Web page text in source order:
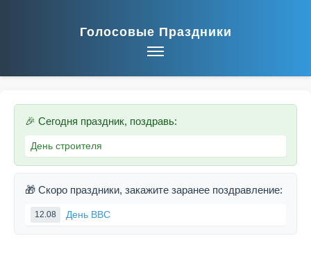
Голосовые Праздники
🎉 Сегодня праздник, поздравь:
День строителя
🎁 Скоро праздники, закажите заранее поздравление:
12.08 День ВВС